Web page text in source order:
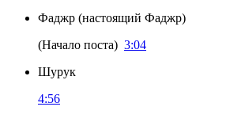
Фаджр (настоящий Фаджр)
(Начало поста) 3:04
Шурук
4:56